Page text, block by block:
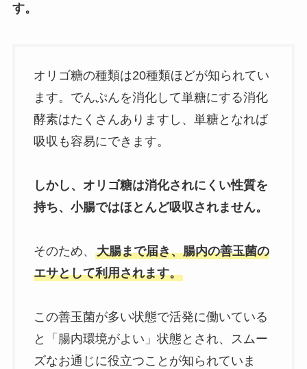
す。
オリゴ糖の種類は20種類ほどが知られてい
ます。でんぷんを消化して単糖にする消化
酵素はたくさんありますし、単糖となれば
吸収も容易にできます。
しかし、オリゴ糖は消化されにくい性質を
持ち、小腸ではほとんど吸収されません。
そのため、 大腸まで届き、腸内の善玉菌の
エサとして利用されます。
この善玉菌が多い状態で活発に働いている
と「腸内環境がよい」状態とされ、スムー
ズなお通じに役立つことが知られていま